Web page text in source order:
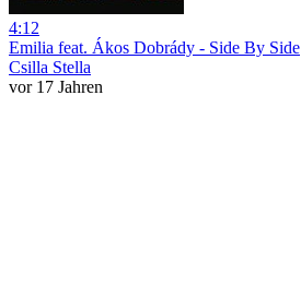
4:12
Emilia feat. Ákos Dobrády - Side By Side
Csilla Stella
vor 17 Jahren